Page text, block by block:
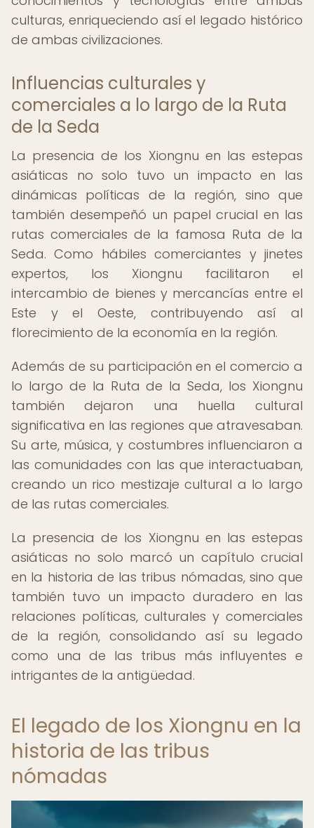
culturas, enriqueciendo así el legado histórico
de ambas civilizaciones.
Influencias culturales y
comerciales a lo largo de la Ruta
de la Seda
La presencia de los Xiongnu en las estepas
asiáticas no solo tuvo un impacto en las
dinámicas políticas de la región, sino que
también desempeñó un papel crucial en las
rutas comerciales de la famosa Ruta de la
Seda. Como hábiles comerciantes y jinetes
expertos, los Xiongnu facilitaron el
intercambio de bienes y mercancías entre el
Este y el Oeste, contribuyendo así al
florecimiento de la economía en la región.
Además de su participación en el comercio a
lo largo de la Ruta de la Seda, los Xiongnu
también dejaron una huella cultural
significativa en las regiones que atravesaban.
Su arte, música, y costumbres influenciaron a
las comunidades con las que interactuaban,
creando un rico mestizaje cultural a lo largo
de las rutas comerciales.
La presencia de los Xiongnu en las estepas
asiáticas no solo marcó un capítulo crucial
en la historia de las tribus nómadas, sino que
también tuvo un impacto duradero en las
relaciones políticas, culturales y comerciales
de la región, consolidando así su legado
como una de las tribus más influyentes e
intrigantes de la antigüedad.
El legado de los Xiongnu en la
historia de las tribus
nómadas